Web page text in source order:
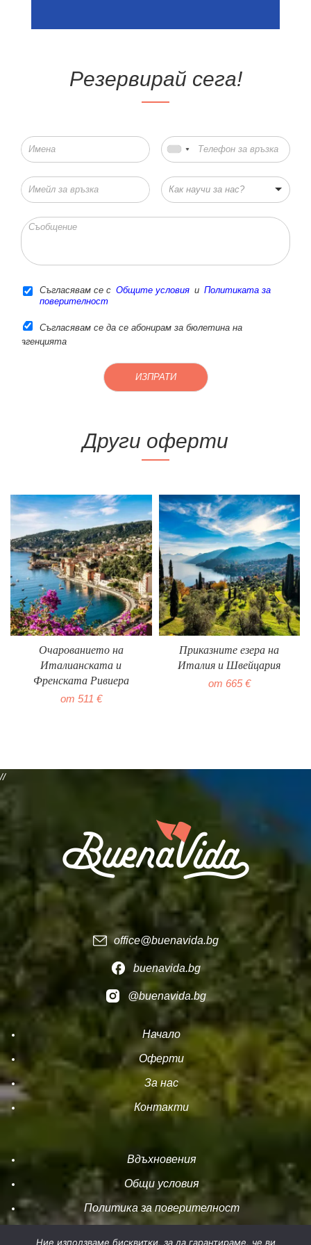
Резервирай сега!
Как научи за нас?
Съгласявам се с Общите условия и Политиката за
поверителност
Съгласявам се да се абонирам за бюлетина на
агенцията
ИЗПРАТИ
Други оферти
Очарованието на
Италианската и
Френската Ривиера
511 €
Приказните езера на
Италия и Швейцария
665€
//
office@buenavida.bg
buenavida.bg
@buenavida.bg
Начало
Оферти
За нас
Контакти
Вдъхновения
Общи условия
Политика за поверителност
Ние използваме бисквитки, за да гарантираме, че ви